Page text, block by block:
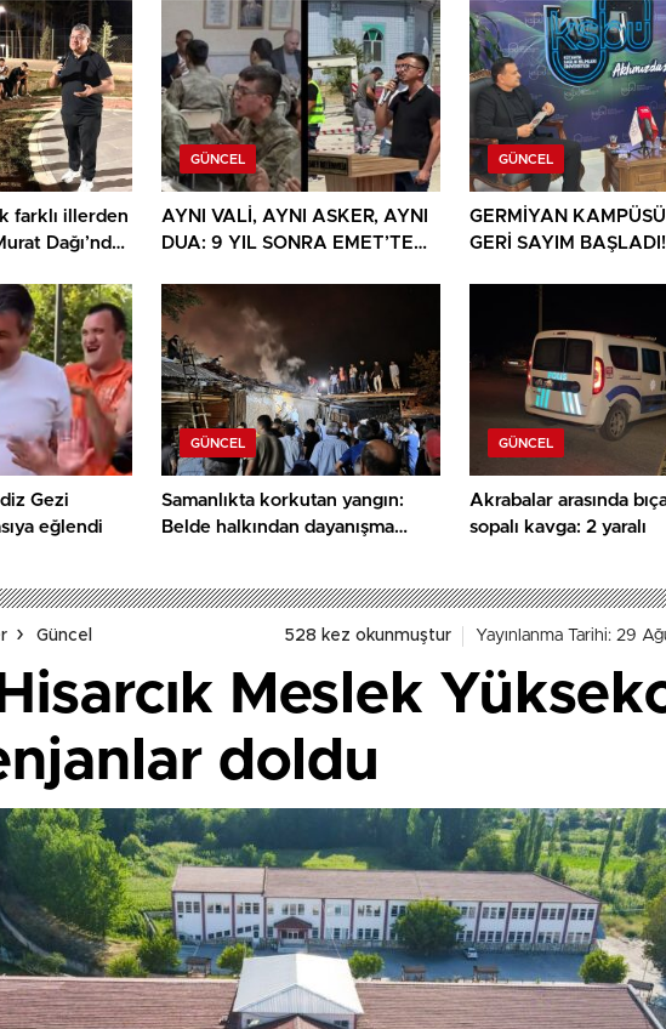
farklı illerden
Dağı’nda
GÜNCEL
AYNI VALİ, AYNI ASKER, AYNI
DUA: 9 YIL SONRA EMET’TE
GÜNCEL
GERMİYAN KAMPÜSÜ
GERİ SAYIM
Gezi
eğlendi
GÜNCEL
Samanlıkta korkutan yangın:
Belde halkından dayanışma
GÜNCEL
Akrabalar arasında
sopalı kavga: 2 yaralı
Güncel 528 kez okunmuştur Yayınlanma Tarihi: 29
Meslek
doldu